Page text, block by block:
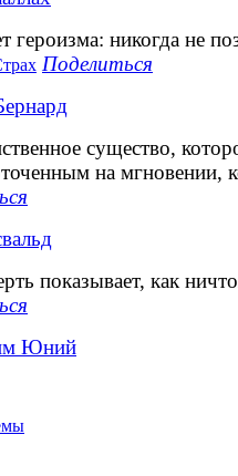
героизма: никогда не
Поделиться
существо,
на мгновении,
показывает, как
Юний